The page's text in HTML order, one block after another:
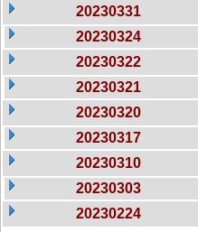
20230331
20230324
20230322
20230321
20230320
20230317
20230310
20230303
20230224